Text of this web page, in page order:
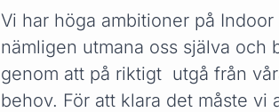
Vi har höga ambitioner på Indoor
nämligen utmana oss själva och
genom att på riktigt utgå från
behov. För att klara det måste vi